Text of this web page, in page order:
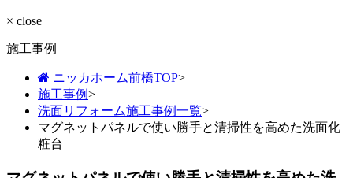
× close
施工事例
ニッカホーム前橋TOP>
施工事例>
洗面リフォーム施工事例一覧>
マグネットパネルで使い勝手と清掃性を高めた洗面化
粧台